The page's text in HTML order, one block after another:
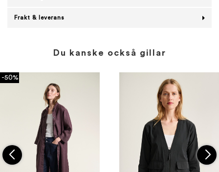
Frakt & leverans
Du kanske också gillar
-50%